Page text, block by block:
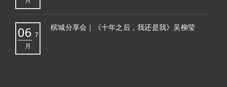
06 7
月
槟城分享会｜《十年之后，我还是我》吴柳莹